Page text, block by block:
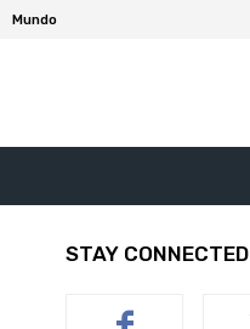
Mundo
STAY CONNECTED